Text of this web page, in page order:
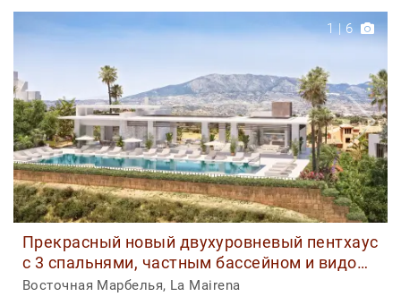
1 |6
Прекрасный новый двухуровневый пентхаус
с 3 спальнями, частным бассейном и видом
на море выставлен на продажу в Ocean View
Восточная Марбелья, La Mairena